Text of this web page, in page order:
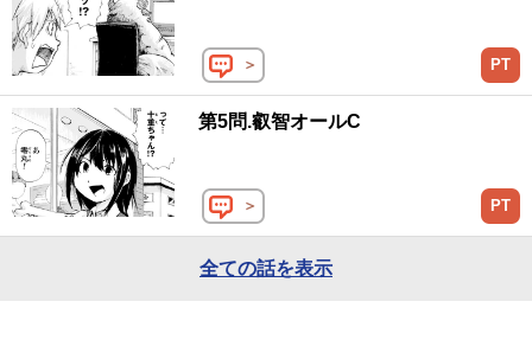
＞ PT
第5問.叡智オールC
＞ PT
全ての話を表示